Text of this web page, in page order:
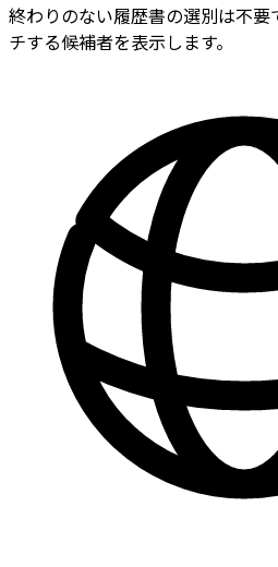
終わりのない履歴書の選別は不
チする候補者を表示します。